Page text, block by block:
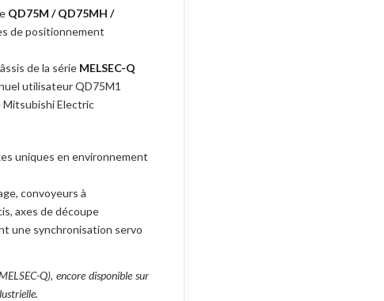
QD75M / QD75MH /
de positionnement
de la série MELSEC-Q
utilisateur QD75M1
Mitsubishi Electric
uniques en environnement
convoyeurs à
axes de découpe
une synchronisation servo
Q), encore disponible sur